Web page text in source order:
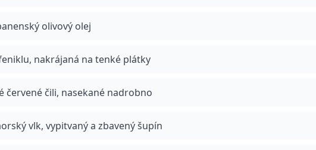
olivový olej
nakrájaná na tenké plátky
červené čili, nasekané nadrobno
vlk, vypitvaný a zbavený šupín